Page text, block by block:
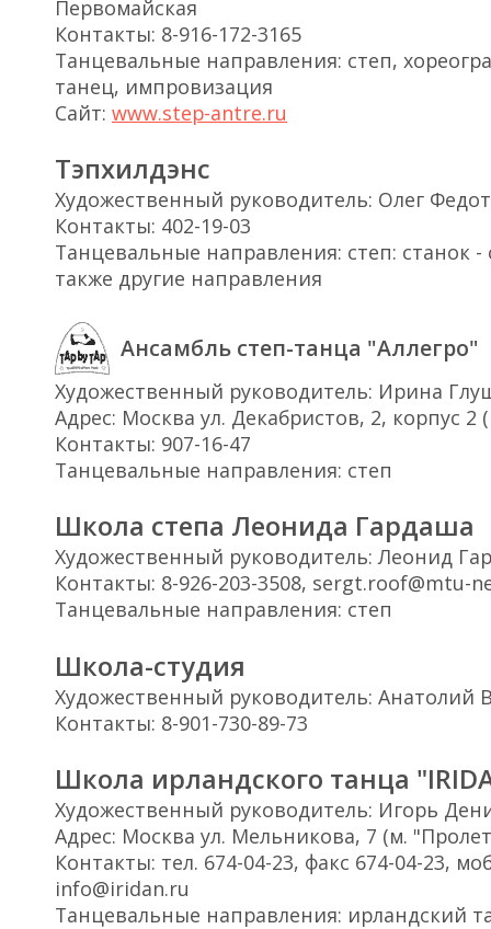
Первомайская
Контакты: 8-916-172-3165
Танцевальные направления: степ,
танец, импровизация
Сайт: www.step-antre.ru
Тэпхилдэнс
Художественный руководитель: Олег
Контакты: 402-19-03
Танцевальные направления: степ: станок -
также другие направления
Ансамбль степ-танца "Аллегро"
Художественный руководитель: Ирина
Адрес: Москва ул. Декабристов, 2, корпус 2
Контакты: 907-16-47
Танцевальные направления: степ
Школа степа Леонида Гардаша
Художественный руководитель: Леонид
Контакты: 8-926-203-3508, sergt.roof@mtu-
Танцевальные направления: степ
Школа-студия
Художественный руководитель: Анатолий
Контакты: 8-901-730-89-73
Школа ирландского танца
Художественный руководитель: Игорь
Адрес: Москва ул. Мельникова, 7 (м.
Контакты: тел. 674-04-23, факс 674-04-23,
info@iridan.ru
Танцевальные направления: ирландский